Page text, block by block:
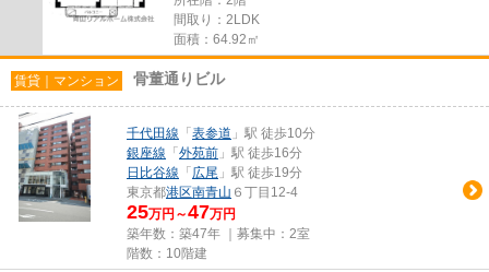
間取り：2LDK
面積：64.92㎡
賃貸｜マンション 骨董通りビル
千代田線 「 表参道 」駅 徒歩10分
銀座線 「 外苑前 」駅 徒歩16分
日比谷線 「 広尾 」駅 徒歩19分
東京都港区南青山 ６丁目12-4
25万円～47万円
築年数：築47年 ｜募集中： 2室
階数：10階建